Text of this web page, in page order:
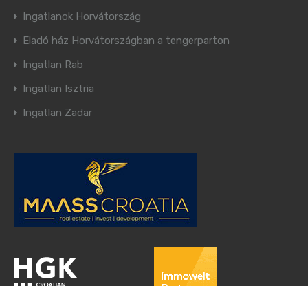
Ingatlanok Horvátország
Eladó ház Horvátországban a tengerparton
Ingatlan Rab
Ingatlan Isztria
Ingatlan Zadar